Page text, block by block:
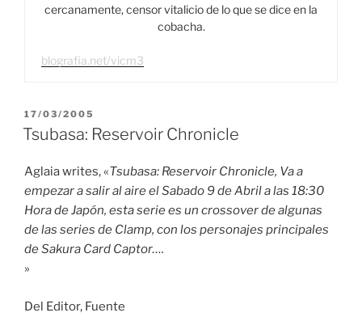
cercanamente, censor vitalicio de lo que se dice en la
cobacha.
blografia.net/vicm3
PUBLICADO
EL
17/03/2005
Tsubasa: Reservoir Chronicle
Aglaia writes, «Tsubasa: Reservoir Chronicle, Va a
empezar a salir al aire el Sabado 9 de Abril a las 18:30
Hora de Japón, esta serie es un crossover de algunas
de las series de Clamp, con los personajes principales
de Sakura Card Captor….
»
Del Editor, Fuente